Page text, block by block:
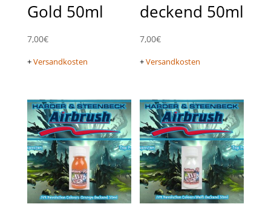
Gold 50ml
7,00€
+Versandkosten
deckend 50ml
7,00€
+Versandkosten